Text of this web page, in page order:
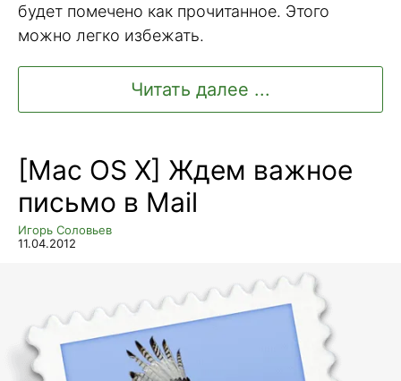
будет помечено как прочитанное. Этого
можно легко избежать.
Читать далее ...
[Mac OS X] Ждем важное
письмо в Mail
Игорь Соловьев
11.04.2012